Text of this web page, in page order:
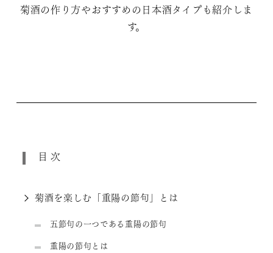
菊酒の作り方やおすすめの日本酒タイプも紹介しま
す。
目次
菊酒を楽しむ「重陽の節句」とは
五節句の一つである重陽の節句
重陽の節句とは